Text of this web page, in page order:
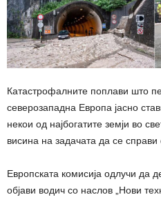
Катастрофалните поплави што
северозападна Европа јасно
некои од најбогатите земји во
висина на задачата да се справи
Европската комисија одлучи да
објави водич со наслов „Нови